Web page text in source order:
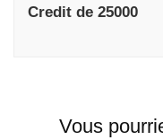
Credit de 25000
Vous